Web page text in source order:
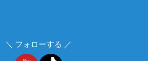
＼ フォローする ／